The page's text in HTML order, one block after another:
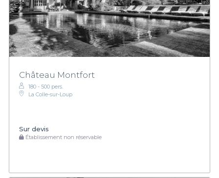
Château Montfort
180 - 500 pers.
La Colle-sur-Loup
Sur devis
Établissement non réservable